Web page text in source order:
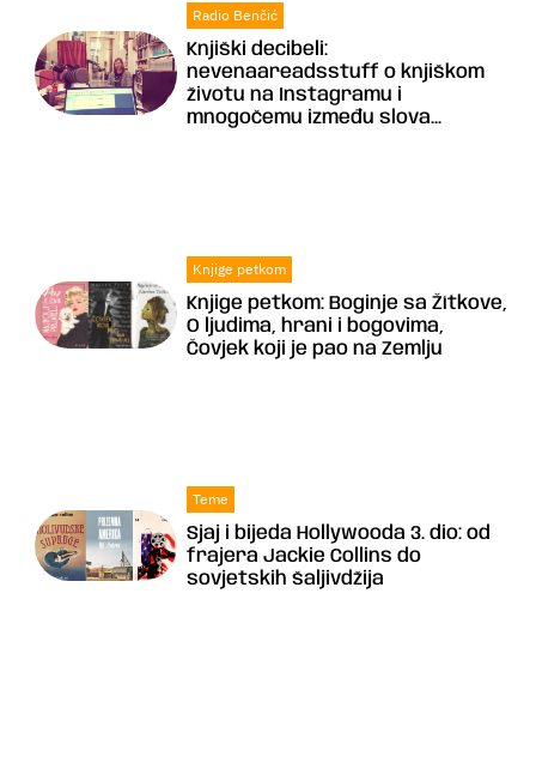
Radio Benčić
Knjiški decibeli:
nevenaareadsstuff o knjiškom
životu na Instagramu i
mnogočemu između slova...
Knjige petkom
Knjige petkom: Boginje sa Žítkove,
O ljudima, hrani i bogovima,
Čovjek koji je pao na Zemlju
Teme
Sjaj i bijeda Hollywooda 3. dio: od
frajera Jackie Collins do
sovjetskih šaljivdžija